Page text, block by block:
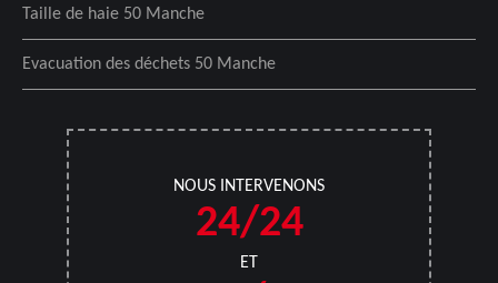
Taille de haie 50 Manche
Evacuation des déchets 50 Manche
NOUS INTERVENONS
24/24
ET